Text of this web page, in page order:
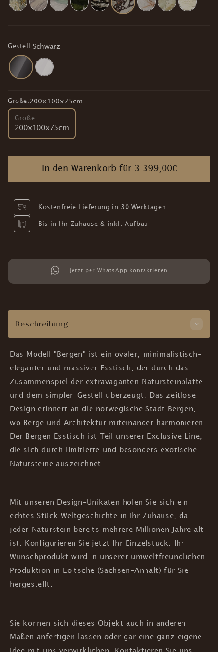
Gestell:Schwarz
Größe:200x100x75cm
Größe
200x100x75cm
In den Warenkorb für 3.399,00€
Kostenfreie Lieferung in 30 Werktagen
Bis in Ihr Zuhause & inkl. Aufbau
Jetzt per WhatsApp kontaktieren
Beschreibung
Das Modell "Bergen" ist ein ovaler, minimalistisch-
eleganter und massiver Esstisch, der durch das
Zusammenspiel der extravaganten Natursteinplatte
und dem simplen Gestell überzeugt. Das zeitlose
Design erinnert an die norwegische Stadt Bergen,
wo Berge und Architektur miteinander harmonieren.
Der Bergen Esstisch ist Teil unserer Exclusive Line,
die sich durch limitierte und besonders exotische
Natursteine auszeichnet.
Mit unseren Design-Unikaten holen Sie sich ein
echtes Stück Weltgeschichte in Ihr Zuhause, da
jeder Naturstein bereits mehrere Millionen Jahre alt
ist.
Konfigurieren Sie jetzt Ihr Einzelstück. Ihr
Wunschprodukt wird in unserer umweltfreundlichen
Produktion in Loitsche (Sachsen-Anhalt) für Sie
hergestellt.
Sie können sich dieses Objekt auch in anderen
Maßen anfertigen lassen oder gar eine ganz eigene